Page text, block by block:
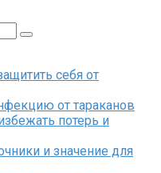
себя от
от тараканов
потерь и
и значение для